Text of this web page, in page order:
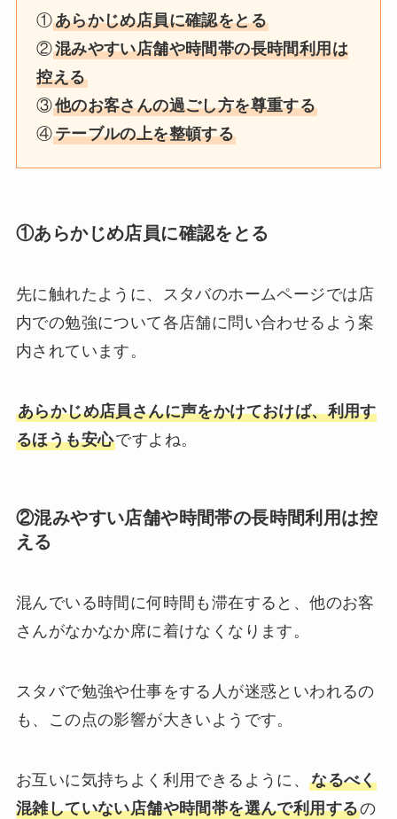
①あらかじめ店員に確認をとる
②混みやすい店舗や時間帯の長時間利用は
控える
③他のお客さんの過ごし方を尊重する
④テーブルの上を整頓する
①あらかじめ店員に確認をとる
先に触れたように、スタバのホームページでは店
内での勉強について各店舗に問い合わせるよう案
内されています。
あらかじめ店員さんに声をかけておけば、利用す
るほうも安心ですよね。
②混みやすい店舗や時間帯の長時間利用は控
える
混んでいる時間に何時間も滞在すると、他のお客
さんがなかなか席に着けなくなります。
スタバで勉強や仕事をする人が迷惑といわれるの
も、この点の影響が大きいようです。
お互いに気持ちよく利用できるように、なるべく
混雑していない店舗や時間帯を選んで利用するの